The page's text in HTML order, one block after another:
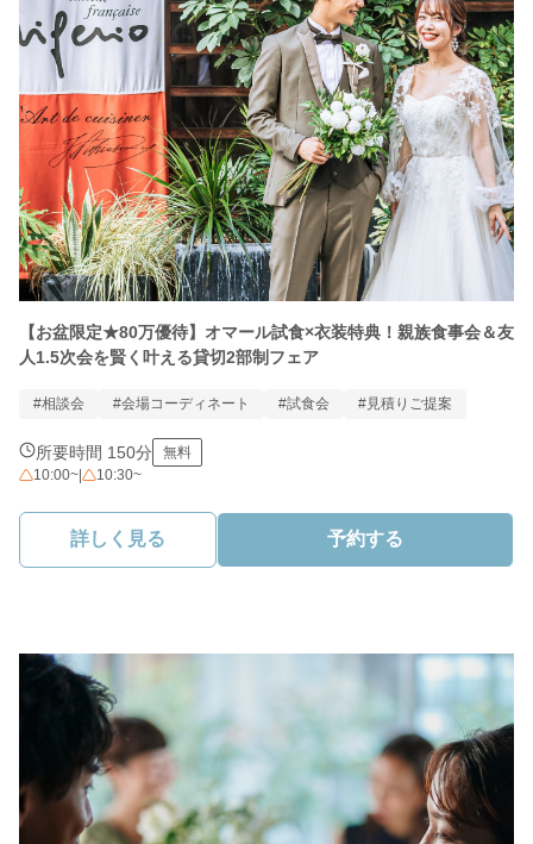
【お盆限定★80万優待】オマール試食×衣装特典！親族食事会＆友
人1.5次会を賢く叶える貸切2部制フェア
#相談会 #会場コーディネート #試食会 #見積りご提案
所要時間 150分
無料
10:00~
10:30~
詳しく見る 予約する